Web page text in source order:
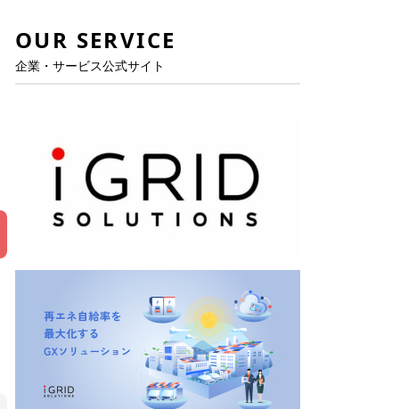
OUR SERVICE
企業・サービス公式サイト